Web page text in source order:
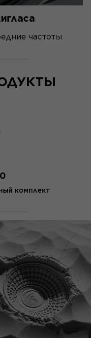
частоты
комплект